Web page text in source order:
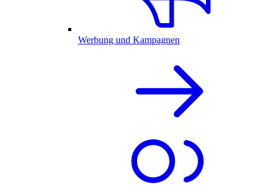
Werbung und Kampagnen